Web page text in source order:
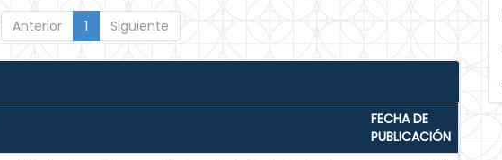
Anterior 1 Siguiente
FECHA DE
PUBLICACIÓN